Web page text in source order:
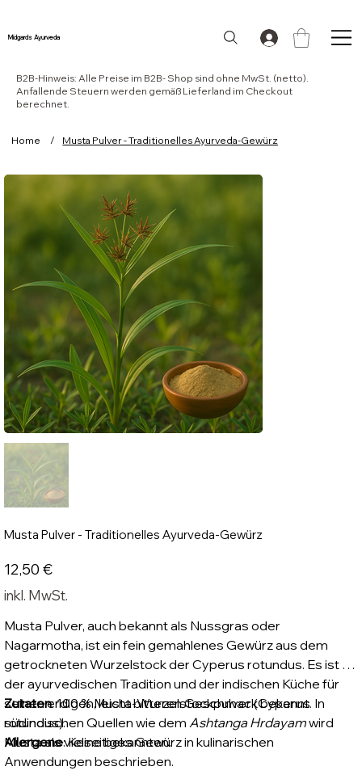
Midgards Ayurveda
Home / Musta Pulver - Traditionelles Ayurveda-Gewürz
Musta Pulver - Traditionelles Ayurveda-Gewürz
Preis
12,50 €
inkl. MwSt.
Musta Pulver, auch bekannt als Nussgras oder
Nagarmotha, ist ein fein gemahlenes Gewürz aus dem
getrockneten Wurzelstock der Cyperus rotundus. Es ist in
der ayurvedischen Tradition und der indischen Küche für
seinen erdigen, leicht bitteren Geschmack bekannt. In
südindischen Quellen wie dem Ashtanga Hrdayamwird
Musta als vielseitiges Gewürz in kulinarischen
Anwendungen beschrieben.
Zutaten: 100 % Musta-Wurzelstockpulver (Cyperus
rotundus).
Allergene: Keine bekannten.
B2B-Hinweis: Alle Preise im B2B- Shop sind ohne MwSt. (netto).
Anfallende Steuern werden gemäß Lieferland im Checkout
berechnet.